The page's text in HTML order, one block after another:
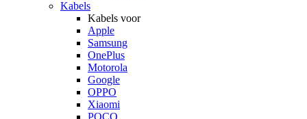
Kabels
Kabels voor
Apple
Samsung
OnePlus
Motorola
Google
OPPO
Xiaomi
POCO